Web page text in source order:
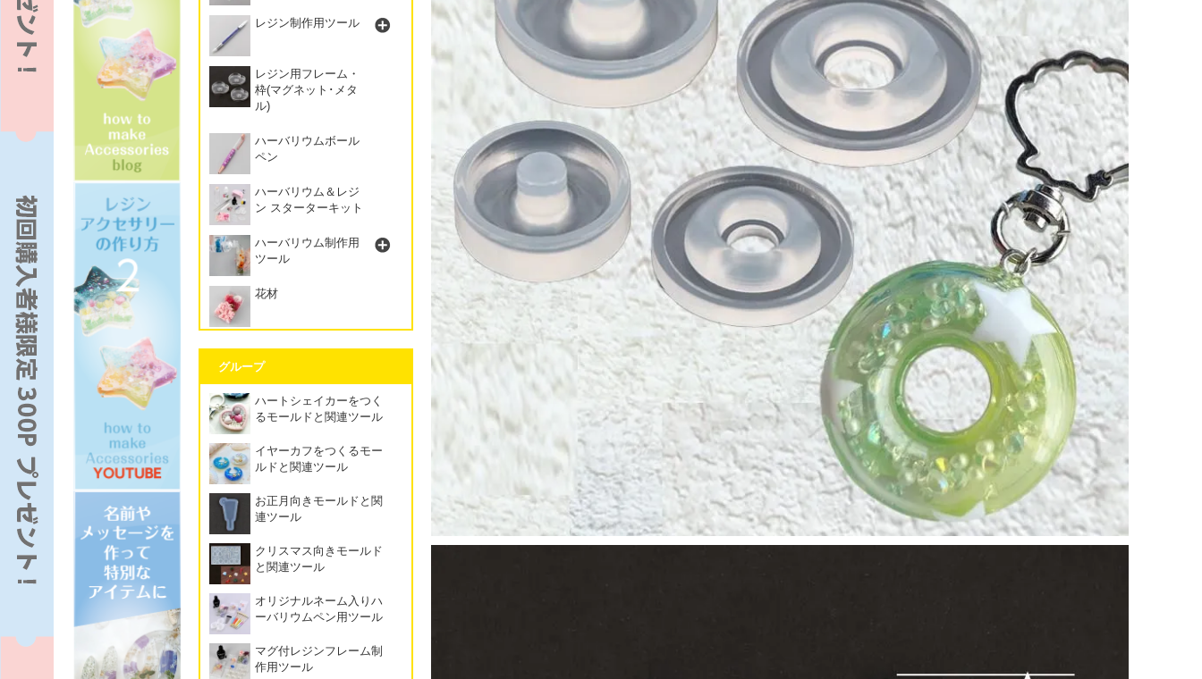
レジン制作用ツール
レジン用フレーム・
枠(マグネット･メタ
ル)
ハーバリウムボール
ペン
ハーバリウム＆レジ
ン スターターキット
ハーバリウム制作用
ツール
花材
グループ
ハートシェイカーをつく
るモールドと関連ツール
イヤーカフをつくるモー
ルドと関連ツール
お正月向きモールドと関
連ツール
クリスマス向きモールド
と関連ツール
オリジナルネーム入りハ
ーバリウムペン用ツール
マグ付レジンフレーム制
作用ツール